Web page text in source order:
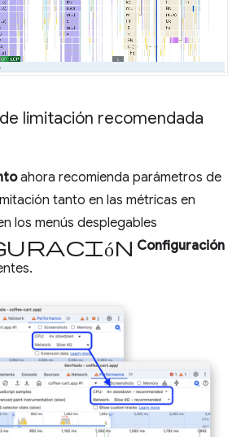
limitación recomendada
ahora recomienda parámetros de
tanto en las métricas en
los menús desplegables
Configuración